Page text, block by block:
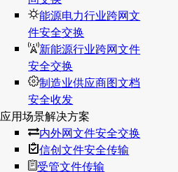
能源电力行业跨网文
件安全交换
新能源行业跨网文件
安全交换
制造业供应商图文档
安全收发
应用场景解决方案
内外网文件安全交换
信创文件安全传输
受管文件传输